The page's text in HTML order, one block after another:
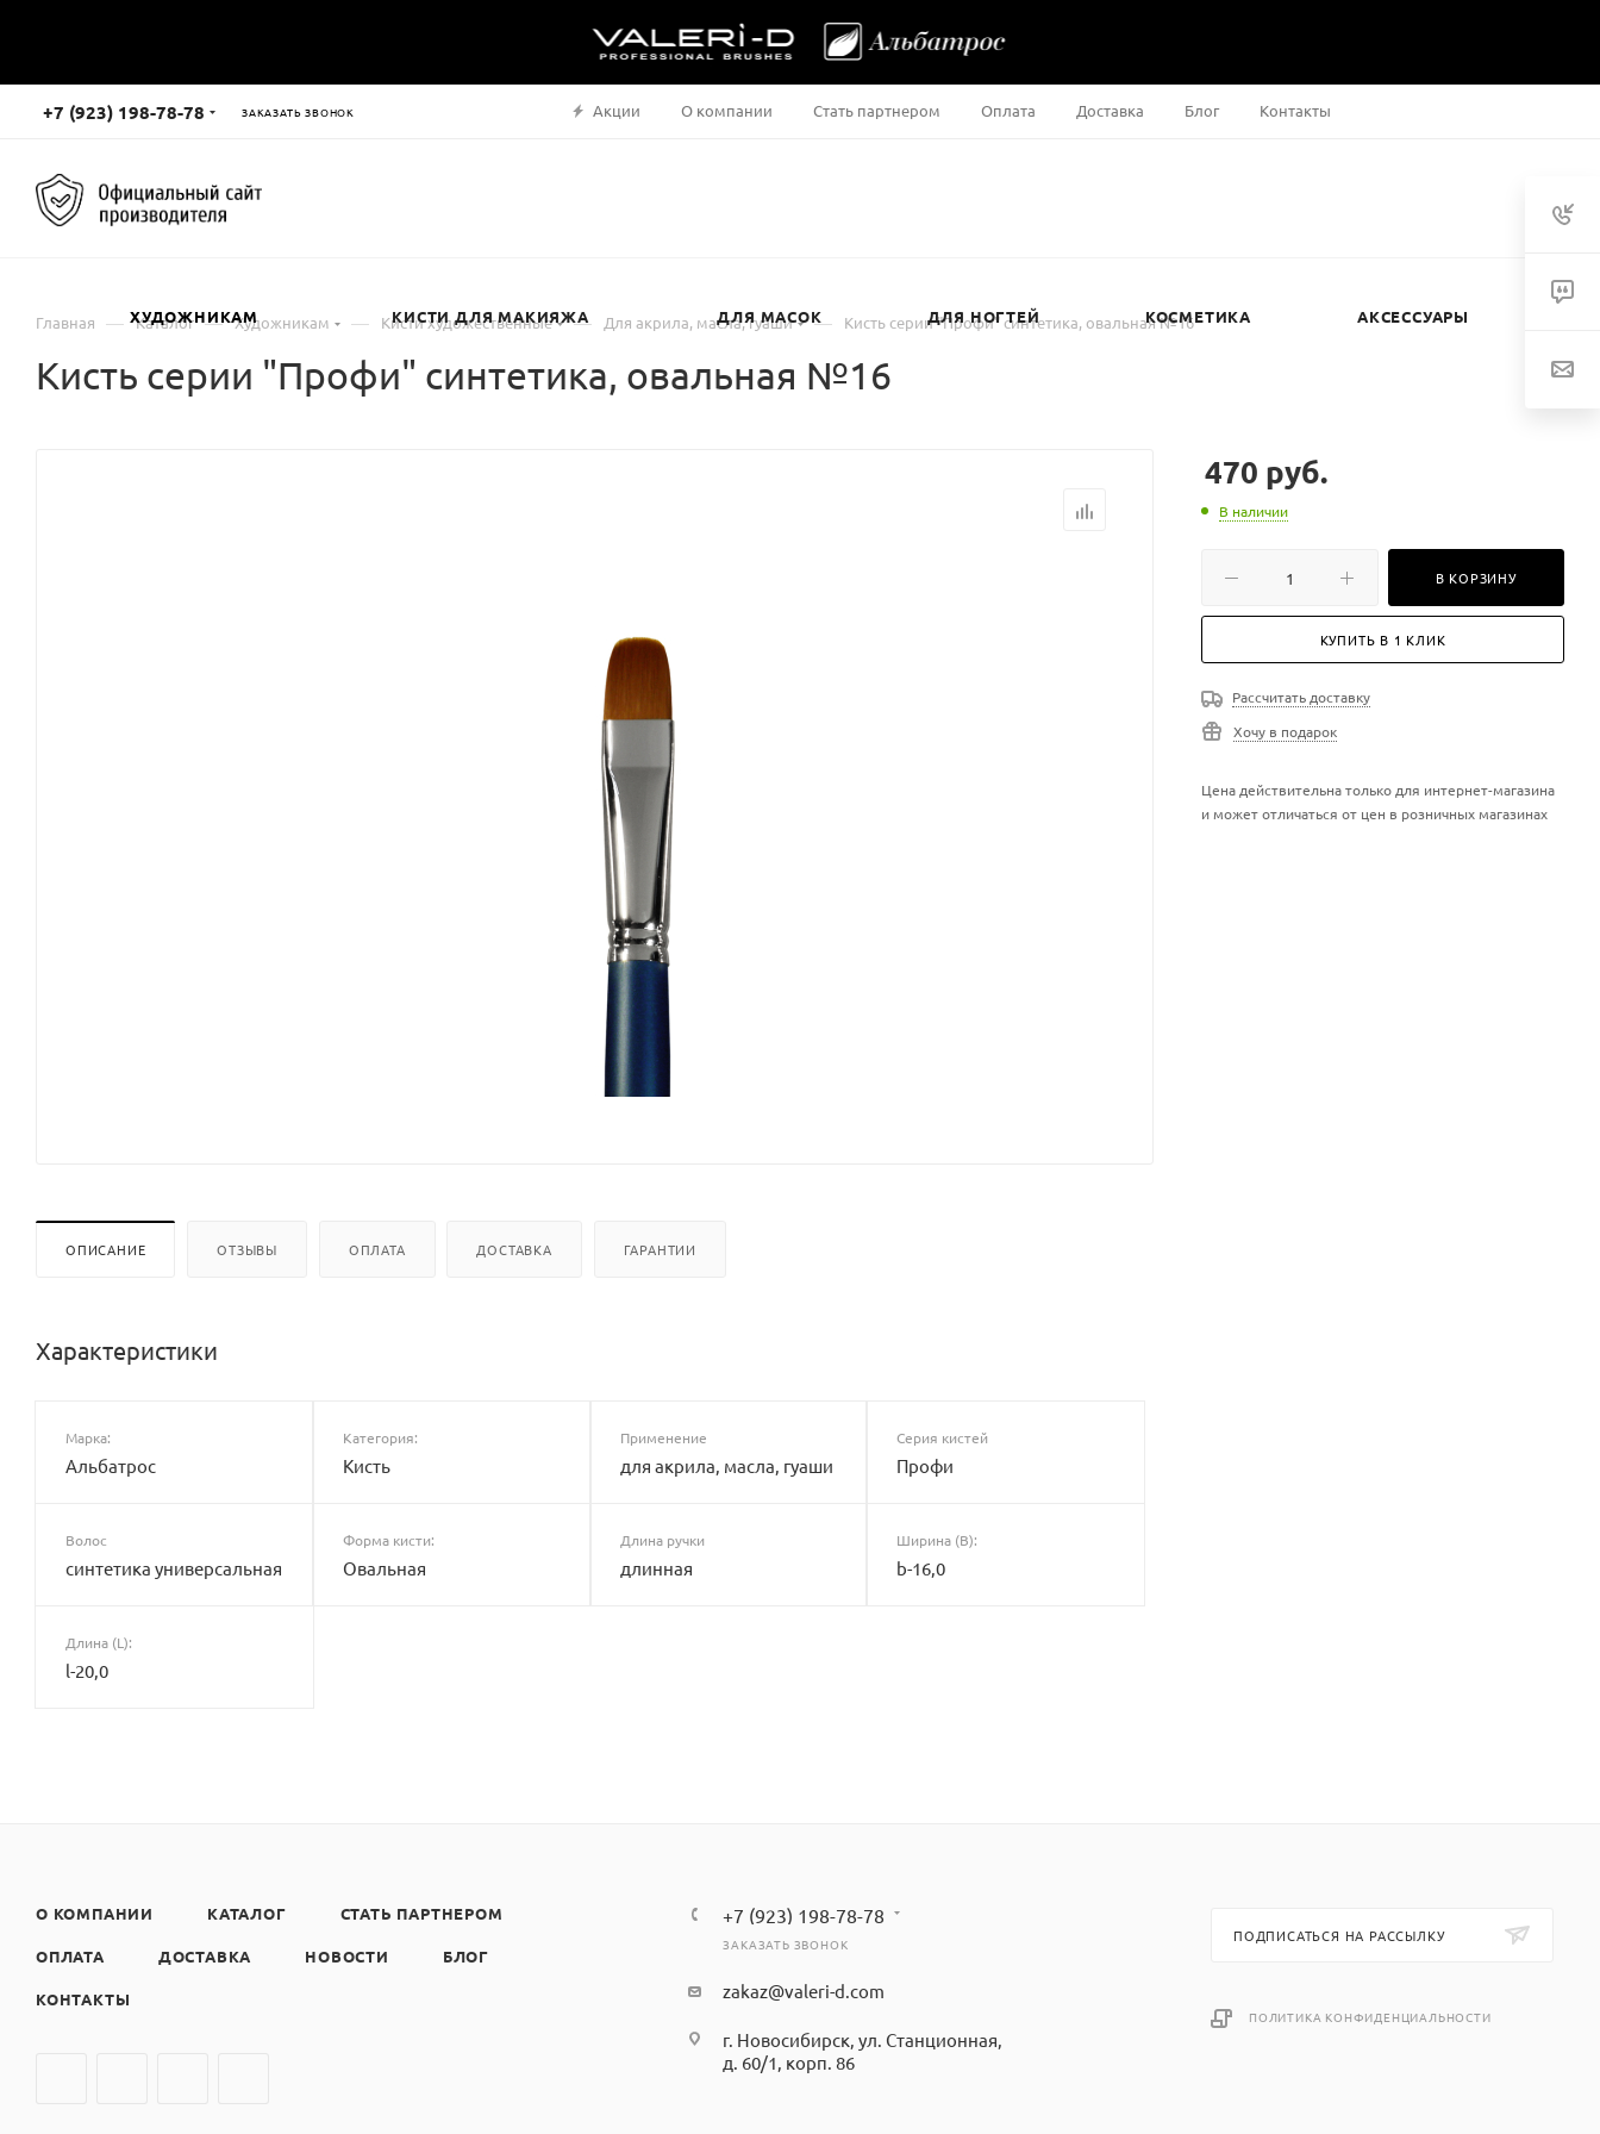
+7 (923) 198-78-78 ЗАКАЗАТЬ ЗВОНОК Акции О компании Стать партнером Оплата Доставка Блог Контакты
ХУДОЖНИКАМ КИСТИ ДЛЯ МАКИЯЖА ДЛЯ МАСОК ДЛЯ НОГТЕЙ КОСМЕТИКА АКСЕССУАРЫ
Главная — Каталог — Художникам — Кисти художественные — Для акрила, масла, гуаши — Кисть серии "Профи" синтетика, овальная №16
Кисть серии "Профи" синтетика, овальная №16
ОПИСАНИЕ ОТЗЫВЫ ОПЛАТА ДОСТАВКА ГАРАНТИИ
Характеристики
Марка:
Альбатрос
Категория:
Кисть
Применение
для акрила, масла, гуаши
Серия кистей
Профи
Волос
синтетика универсальная
Форма кисти:
Овальная
Длина ручки
длинная
Ширина (B):
b-16,0
Длина (L):
l-20,0
470 руб.
В наличии
В КОРЗИНУ
КУПИТЬ В 1 КЛИК
Рассчитать доставку
Хочу в подарок
Цена действительна только для интернет-магазина
и может отличаться от цен в розничных магазинах
О КОМПАНИИ КАТАЛОГ СТАТЬ ПАРТНЕРОМ
ОПЛАТА ДОСТАВКА НОВОСТИ БЛОГ
КОНТАКТЫ
+7 (923) 198-78-78
ЗАКАЗАТЬ ЗВОНОК
zakaz@valeri-d.com
г. Новосибирск, ул. Станционная,
д. 60/1, корп. 86
ПОДПИСАТЬСЯ НА РАССЫЛКУ
ПОЛИТИКА КОНФИДЕНЦИАЛЬНОСТИ